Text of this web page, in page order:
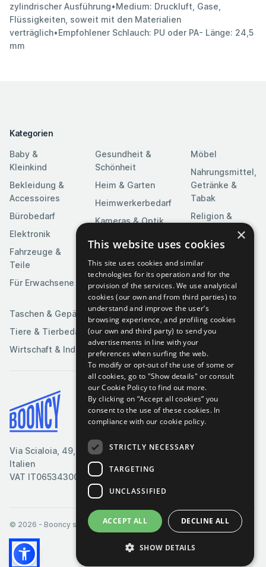
zylindrischer Ausführung•Medium: Druckluft, Gase,
Flüssigkeiten, soweit mit den Materialien
verträglich•Empfohlener Schlauch: PU oder PA- Länge: 24,5
mm
Kategorien
Baby &
Kleinkind
Bekleidung &
Accessoires
Bürobedarf
Elektronik
Fahrzeuge &
Teile
Für Erwachsene
Gesundheit &
Schönheit
Heim & Garten
Heimwerkerbedarf
Kameras & Optik
Kunst &
Unterhaltung
Medien
Möbel
Nahrungsmittel,
Getränke &
Tabak
Religion &
Feierlichkeiten
Software
Spielzeuge &
Spiele
Sportartikel
Taschen & Gepäck
Tiere & Tierbedarf
Wirtschaft & Industrie
Via Scialoia, 49, Florenz,
Italien
VAT IT06534300485
Bedingungen & Konditionen
Cookie-Richtlinie
Datenschutzrichtlinie
© 2026 - Booncy srl - VAT IT06534300485
×
This website uses cookies
This site uses cookies and similar
technologies for its operation and for the
provision of the services. We use analytical
cookies (our own and from third parties) to
understand and improve the user’s
browsing experience, and profiling cookies
(our own and third party) to send you
advertisements in line with your
preferences when surfing the web.
To modify or opt-out of the use of some or
all cookies, go to "Show details" or consult
our Cookie Policy to find out more.
By clicking on “Accept all cookies” you
consent to the use of these cookies. In
compliance with our cookie policy.
STRICTLY NECESSARY
TARGETING
UNCLASSIFIED
ACCEPT ALL DECLINE ALL
SHOW DETAILS